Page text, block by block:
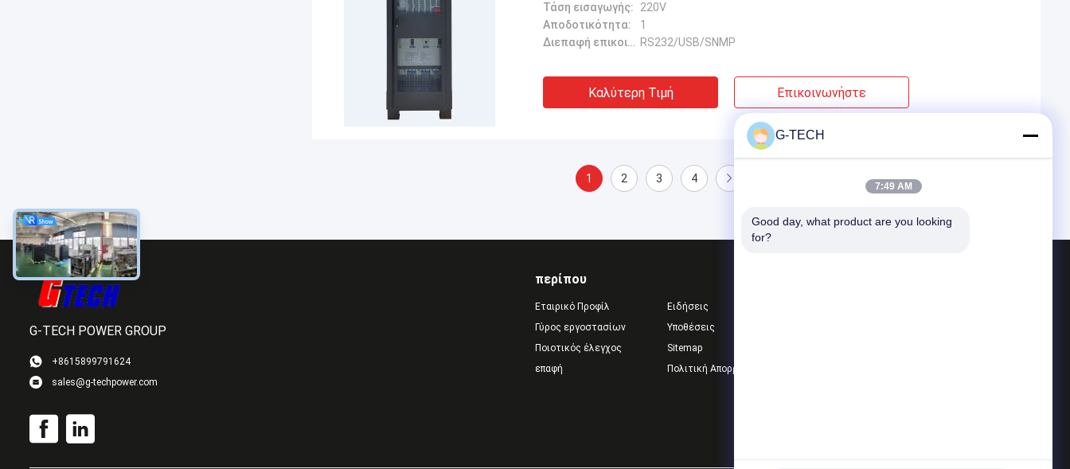
Τάση εισαγωγής:
220V
Αποδοτικότητα:
1
Διεπαφή επικοινωνίας: RS232/USB/SNMP
Καλύτερη Τιμή Επικοινωνήστε
1 2 3 4
G-TECH POWER GROUP
+8615899791624
sales@g-techpower.com
περίπου
Εταιρικό Προφίλ
Γύρος εργοστασίων
Ποιοτικός έλεγχος
επαφή
Ειδήσεις
Υποθέσεις
Sitemap
Πολιτική Απορρήτου
G-TECH
7:49 AM
Good day, what product are you looking
for?